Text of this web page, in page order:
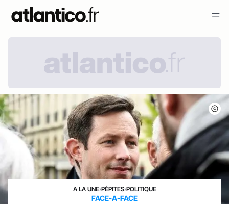
A LA UNE›PÉPITES›POLITIQUE
FACE-A-FACE